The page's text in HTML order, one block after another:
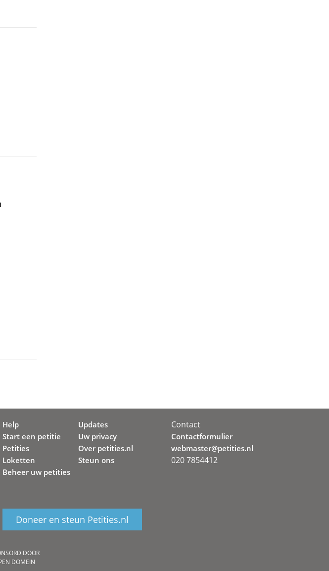
Help
Start een petitie
Petities
Loketten
Beheer uw petities
Updates
Uw privacy
Over petities.nl
Steun ons
Doneer en steun Petities.nl
Contact
Contactformulier
webmaster@petities.nl
020 7854412
DOOR
DOMEIN